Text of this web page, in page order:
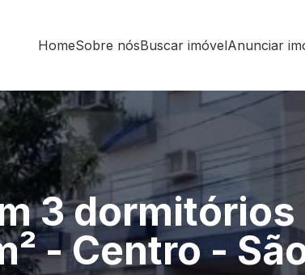
HomeSobre nósBuscar imóvelAnunciar
3 dormitórios
- Centro -